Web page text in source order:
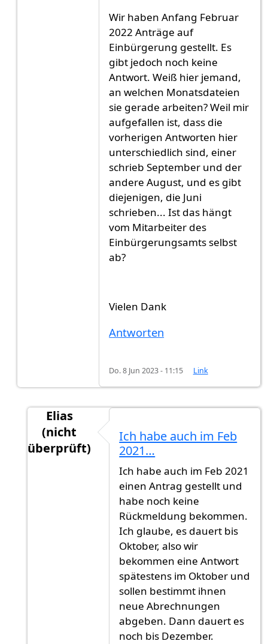
Wir haben Anfang Februar
2022 Anträge auf
Einbürgerung gestellt. Es
gibt jedoch noch keine
Antwort. Weiß hier jemand,
an welchen Monatsdateien
sie gerade arbeiten? Weil mir
aufgefallen ist, dass die
vorherigen Antworten hier
unterschiedlich sind, einer
schrieb September und der
andere August, und es gibt
diejenigen, die Juni
schrieben... Ist das hängt
vom Mitarbeiter des
Einbürgerungsamts selbst
ab?
Vielen Dank
Antworten
Do. 8 Jun 2023 - 11:15 Link
Elias
(nicht
überprüft)
Feb. 2022 keine Rückmeldungen
Ich habe auch im Feb
2021…
Ich habe auch im Feb 2021
einen Antrag gestellt und
habe noch keine
Rückmeldung bekommen.
Ich glaube, es dauert bis
Oktober, also wir
bekommen eine Antwort
spätestens im Oktober und
sollen bestimmt ihnen
neue Abrechnungen
abgeben. Dann dauert es
noch bis Dezember.